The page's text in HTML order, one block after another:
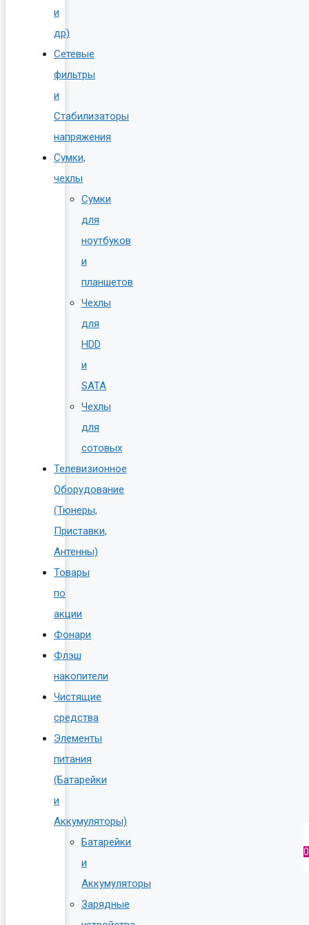
и
др)
Сетевые
фильтры
и
Стабилизаторы
напряжения
Сумки,
чехлы
Сумки
для
ноутбуков
и
планшетов
Чехлы
для
HDD
и
SATA
Чехлы
для
сотовых
Телевизионное
Оборудование
(Тюнеры,
Приставки,
Антенны)
Товары
по
акции
Фонари
Флэш
накопители
Чистящие
средства
Элементы
питания
(Батарейки
и
Аккумуляторы)
Батарейки
и
Аккумуляторы
Зарядные
0